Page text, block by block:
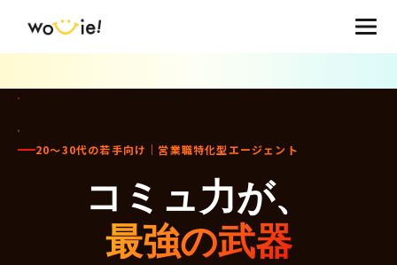
20〜30代の若手向け｜営業職特化型エージェント
コミュ力が、
最強の武器